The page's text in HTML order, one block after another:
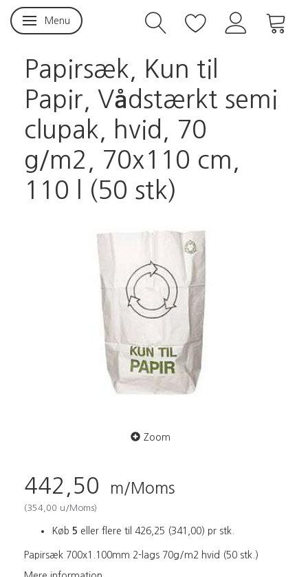
Skifte navigation
Menu
Papirsæk, Kun til
Papir, Vådstærkt semi
clupak, hvid, 70
g/m2, 70x110 cm,
110 l (50 stk)
Zoom
442,50 m/Moms
(354,00 u/Moms)
Køb 5 eller flere til 426,25 (341,00) pr stk.
Papirsæk 700x1.100mm 2-lags 70g/m2 hvid (50 stk.)